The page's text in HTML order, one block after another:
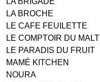
LA BROCHE
LE CAFE FEUILETTE
LE COMPTOIR DU MALT
LE PARADIS DU FRUIT
MAMÉ KITCHEN
NOURA